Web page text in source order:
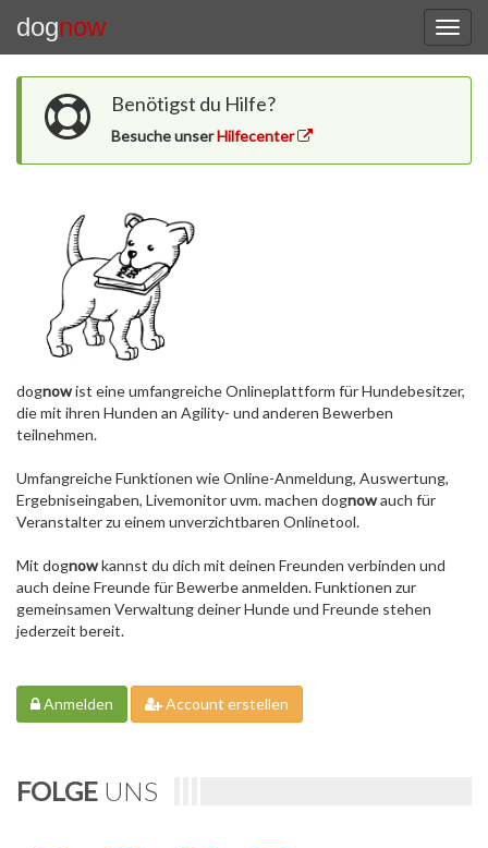
dognow
Benötigst du Hilfe?
Besuche unserHilfecenter
dognowist eine umfangreiche Onlineplattform für Hundebesitzer,
die mit ihren Hunden an Agility- und anderen Bewerben
teilnehmen.
Umfangreiche Funktionen wie Online-Anmeldung, Auswertung,
Ergebniseingaben, Livemonitor uvm. machen dognowauch für
Veranstalter zu einem unverzichtbaren Onlinetool.
Mit dognowkannst du dich mit deinen Freunden verbinden und
auch deine Freunde für Bewerbe anmelden. Funktionen zur
gemeinsamen Verwaltung deiner Hunde und Freunde stehen
jederzeit bereit.
Anmelden Account erstellen
FOLGE UNS